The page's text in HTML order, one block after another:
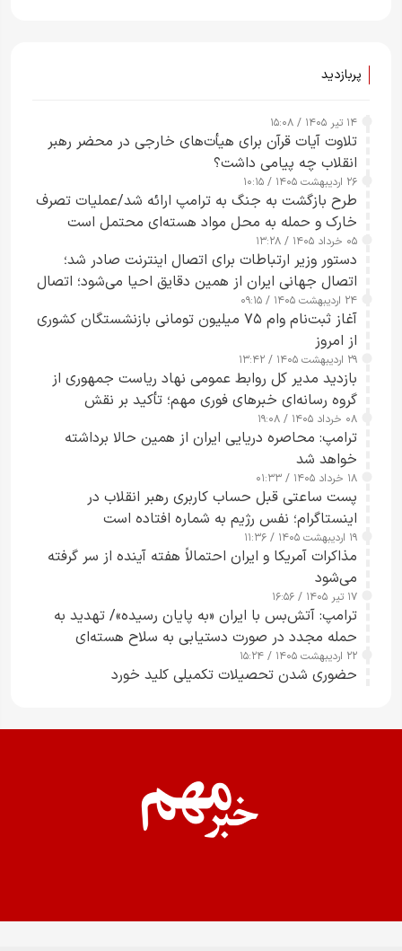
پربازدید
۱۴ تیر ۱۴۰۵ / ۱۵:۰۸
تلاوت آیات قرآن برای هیأت‌های خارجی در محضر رهبر
انقلاب چه پیامی داشت؟
۲۶ اردیبهشت ۱۴۰۵ / ۱۰:۱۵
طرح‌ بازگشت به جنگ به ترامپ ارائه شد/عملیات تصرف
خارک و حمله به محل مواد هسته‌ای محتمل است
۰۵ خرداد ۱۴۰۵ / ۱۳:۲۸
دستور وزیر ارتباطات برای اتصال اینترنت صادر شد؛
اتصال جهانی ایران از همین دقایق احیا می‌شود؛ اتصال
کامل مردم تا ۲۴ ساعت آینده
۲۴ اردیبهشت ۱۴۰۵ / ۰۹:۱۵
آغاز ثبت‌نام وام ۷۵ میلیون تومانی بازنشستگان کشوری
از امروز
۲۹ اردیبهشت ۱۴۰۵ / ۱۳:۴۲
بازدید مدیر کل روابط عمومی نهاد ریاست جمهوری از
گروه رسانه‌ای خبرهای فوری مهم؛ تأکید بر نقش
رسانه‌های هوشمند و مسئول در ارتقای آگاهی عمومی
۰۸ خرداد ۱۴۰۵ / ۱۹:۰۸
ترامپ: محاصره دریایی ایران از همین حالا برداشته
خواهد شد
۱۸ خرداد ۱۴۰۵ / ۰۱:۳۳
پست ساعتی قبل حساب کاربری رهبر انقلاب در
اینستاگرام؛ نفس رژیم به شماره افتاده است​
۱۹ اردیبهشت ۱۴۰۵ / ۱۱:۳۶
مذاکرات آمریکا و ایران احتمالاً هفته آینده از سر گرفته
می‌شود
۱۷ تیر ۱۴۰۵ / ۱۶:۵۶
ترامپ: آتش‌بس با ایران «به پایان رسیده»/ تهدید به
حمله مجدد در صورت دستیابی به سلاح هسته‌ای
۲۲ اردیبهشت ۱۴۰۵ / ۱۵:۲۴
حضوری شدن تحصیلات تکمیلی کلید خورد